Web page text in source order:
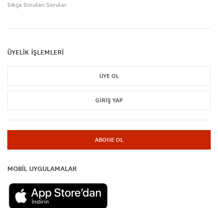
Sıkça Sorulan Sorular
ÜYELİK İŞLEMLERİ
ÜYE OL
GIRIŞ YAP
ABONE OL
MOBİL UYGULAMALAR